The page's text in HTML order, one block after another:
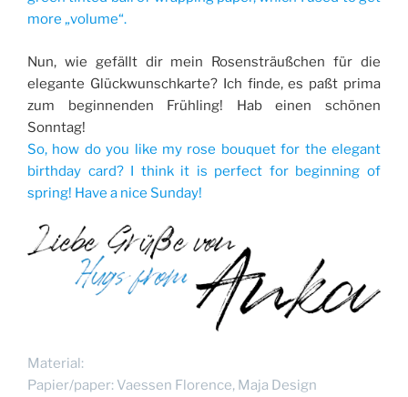
more „volume“.
Nun, wie gefällt dir mein Rosensträußchen für die
elegante Glückwunschkarte? Ich finde, es paßt prima
zum beginnenden Frühling! Hab einen schönen
Sonntag!
So, how do you like my rose bouquet for the elegant
birthday card? I think it is perfect for beginning of
spring! Have a nice Sunday!
Material:
Papier/paper: Vaessen Florence, Maja Design